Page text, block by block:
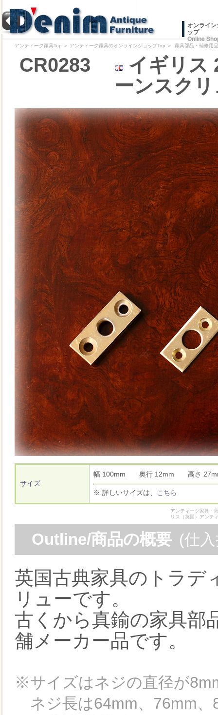
オンライ
ップ
Online
アンティーク家具Top ＞ アンティーク家具のオンラインショップTop ＞ 家具部品・補修用
CR0283
イギリス
ーンスク
サイズ
幅 100mm 奥行 12mm 高さ
※ 詳しいサイズは、 こちら
アンティーク家具・
リス（英国）アンテ
Outline/商品の概要 (仕
英国古典家具のトラデ
リューです。
古くから真鍮の家具部
舗メーカー品です。
※サイズはネジの直径が
ネジ長は64mm、76mm、